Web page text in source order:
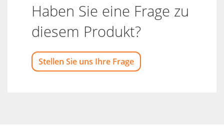
Haben Sie eine Frage zu
diesem Produkt?
Stellen Sie uns Ihre Frage